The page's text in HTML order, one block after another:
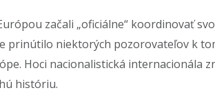
začali „oficiálne“ koordinovať
niektorých pozorovateľov k
Hoci nacionalistická internacionála
históriu.